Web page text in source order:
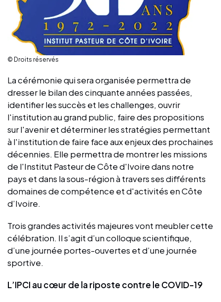
© Droits réservés
La cérémonie qui sera organisée permettra de
dresser le bilan des cinquante années passées,
identifier les succès et les challenges, ouvrir
l'institution au grand public, faire des propositions
sur l'avenir et déterminer les stratégies permettant
à l'institution de faire face aux enjeux des prochaines
décennies. Elle permettra de montrer les missions
de l'Institut Pasteur de Côte d'Ivoire dans notre
pays et dans la sous-région à travers ses différents
domaines de compétence et d'activités en Côte
d’Ivoire.
Trois grandes activités majeures vont meubler cette
célébration. Il s’agit d’un colloque scientifique,
d’une journée portes-ouvertes et d’une journée
sportive.
L’IPCI au cœur de la riposte contre le COVID-19